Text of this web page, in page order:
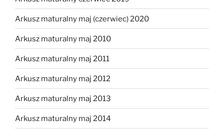
Arkusz maturalny maj (czerwiec) 2020
Arkusz maturalny maj 2010
Arkusz maturalny maj 2011
Arkusz maturalny maj 2012
Arkusz maturalny maj 2013
Arkusz maturalny maj 2014